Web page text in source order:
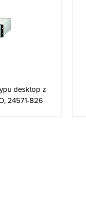
desktop z
24571-826